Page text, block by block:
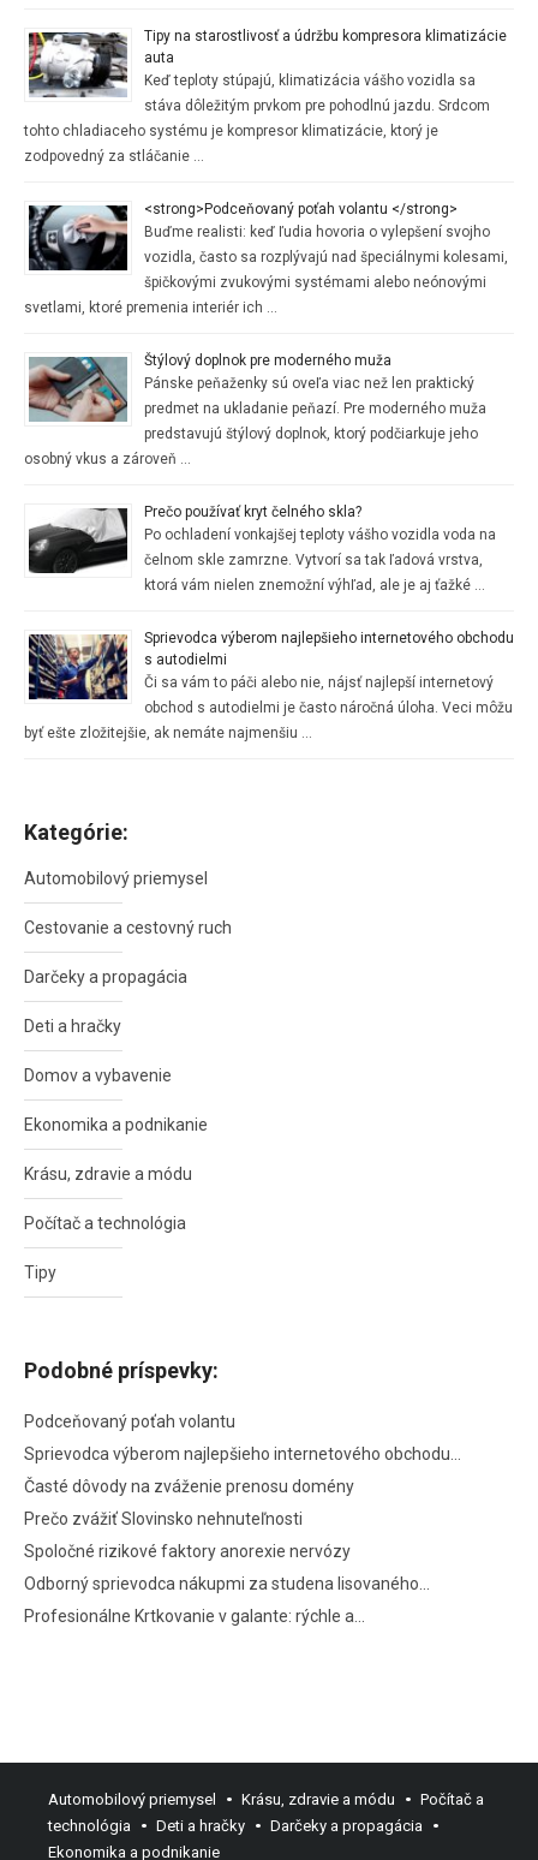
Tipy na starostlivosť a údržbu kompresora klimatizácie
auta
Keď teploty stúpajú, klimatizácia vášho vozidla sa
stáva dôležitým prvkom pre pohodlnú jazdu. Srdcom
tohto chladiaceho systému je kompresor klimatizácie, ktorý je
zodpovedný za stláčanie …
<strong>Podceňovaný poťah volantu </strong>
Buďme realisti: keď ľudia hovoria o vylepšení svojho
vozidla, často sa rozplývajú nad špeciálnymi kolesami,
špičkovými zvukovými systémami alebo neónovými
svetlami, ktoré premenia interiér ich …
Štýlový doplnok pre moderného muža
Pánske peňaženky sú oveľa viac než len praktický
predmet na ukladanie peňazí. Pre moderného muža
predstavujú štýlový doplnok, ktorý podčiarkuje jeho
osobný vkus a zároveň …
Prečo používať kryt čelného skla?
Po ochladení vonkajšej teploty vášho vozidla voda na
čelnom skle zamrzne. Vytvorí sa tak ľadová vrstva,
ktorá vám nielen znemožní výhľad, ale je aj ťažké …
Sprievodca výberom najlepšieho internetového obchodu
s autodielmi
Či sa vám to páči alebo nie, nájsť najlepší internetový
obchod s autodielmi je často náročná úloha. Veci môžu
byť ešte zložitejšie, ak nemáte najmenšiu …
Kategórie:
Automobilový priemysel
Cestovanie a cestovný ruch
Darčeky a propagácia
Deti a hračky
Domov a vybavenie
Ekonomika a podnikanie
Krásu, zdravie a módu
Počítač a technológia
Tipy
Podobné príspevky:
Podceňovaný poťah volantu
Sprievodca výberom najlepšieho internetového obchodu…
Časté dôvody na zváženie prenosu domény
Prečo zvážiť Slovinsko nehnuteľnosti
Spoločné rizikové faktory anorexie nervózy
Odborný sprievodca nákupmi za studena lisovaného…
Profesionálne Krtkovanie v galante: rýchle a…
Automobilový priemysel Krásu, zdravie a módu
Počítač a
technológia
Deti a hračky
Darčeky a propagácia
Ekonomika a podnikanie